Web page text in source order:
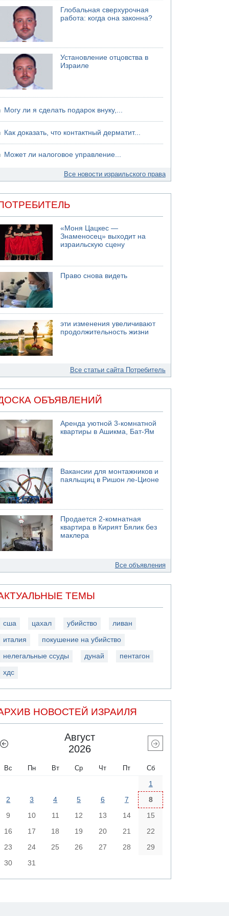
Глобальная сверхурочная
работа: когда она законна?
Установление отцовства в
Израиле
Могу ли я сделать подарок внуку,...
Как доказать, что контактный дерматит...
Может ли налоговое управление...
Все новости израильского права
«Моня Цацкес —
Знаменосец» выходит на
израильскую сцену
Право снова видеть
эти изменения увеличивают
продолжительность жизни
Все статьи сайта Потребитель
ОБЪЯВЛЕНИЙ
Аренда уютной 3-комнатной
квартиры в Ашикма, Бат-Ям
Вакансии для монтажников и
паяльщиц в Ришон ле-Ционе
Продается 2-комнатная
квартира в Кирият Бялик без
маклера
Все объявления
ТЕМЫ
сша цахал убийство ливан
италия покушение на убийство
нелегальные ссуды дунай пентагон
хдс
НОВОСТЕЙ ИЗРАИЛЯ
Август
2026
Вс Пн Вт Ср Чт Пт Сб
1
2
3 4 5 6 7
8
9
10 11 12 13 14
15
16
17 18 19 20 21
22
23
24 25 26 27 28
29
30
31